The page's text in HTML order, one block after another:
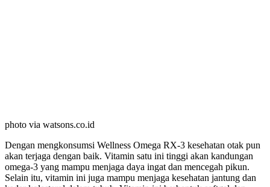
photo via watsons.co.id
Dengan mengkonsumsi Wellness Omega RX-3 kesehatan otak pun
akan terjaga dengan baik. Vitamin satu ini tinggi akan kandungan
omega-3 yang mampu menjaga daya ingat dan mencegah pikun.
Selain itu, vitamin ini juga mampu menjaga kesehatan jantung dan